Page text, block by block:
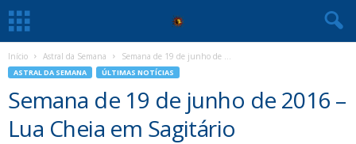
Início Astral da Semana Semana de 19 de junho de ...
ASTRAL DA SEMANA ÚLTIMAS NOTÍCIAS
Semana de 19 de junho de 2016 –
Lua Cheia em Sagitário